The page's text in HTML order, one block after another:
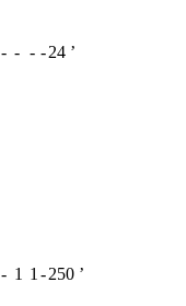
- - - -24 ʼ
- 1 1 -250 ʼ